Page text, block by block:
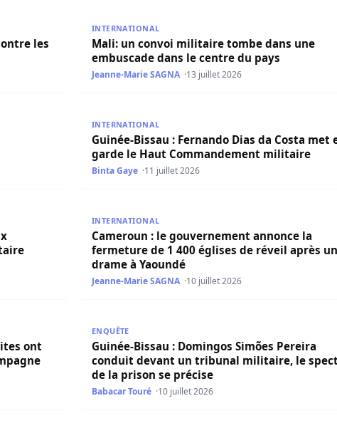
les
INTERNATIONAL
Mali: un convoi militaire tombe dans une
embuscade dans le centre du pays
Jeanne-Marie SAGNA 13 juillet 2026
Guinée-Bissau : Fernando Dias da Costa met
INTERNATIONAL
Guinée-Bissau : Fernando Dias da Costa met
garde le Haut Commandement militaire
Binta Gaye 11 juillet 2026
Cameroun : le gouvernement annonce la
INTERNATIONAL
Cameroun : le gouvernement annonce la
fermeture de 1 400 églises de réveil après un
drame à Yaoundé
Jeanne-Marie SAGNA 10 juillet 2026
ont
Guinée-Bissau : Domingos Simões Pereira
ENQUÊTE
Guinée-Bissau : Domingos Simões Pereira
conduit devant un tribunal militaire, le
de la prison se précise
Babacar Touré 10 juillet 2026